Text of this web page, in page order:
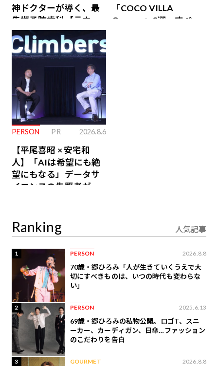
神ドクターが導く、最
先端予防歯科【ラウン
ジ会員特典あり】
「COCO VILLA
Owners」3選。すべて
PERSON PR 2026.8.6
【平尾喜昭 × 安宅和
人】「AIは希望にも絶
望にもなる」データサ
イエンスの先駆者が語
Ranking 人気記事
1 PERSON 2026.8.8
70歳・郷ひろみ「人が生きていくうえで大
切にすべきものは、いつの時代も変わらな
い」
2 PERSON 2025.6.13
69歳・郷ひろみの私物公開。ロゴT、スニ
ーカー、カーディガン、日傘…ファッション
のこだわりを告白
3 GOURMET 2026.8.8